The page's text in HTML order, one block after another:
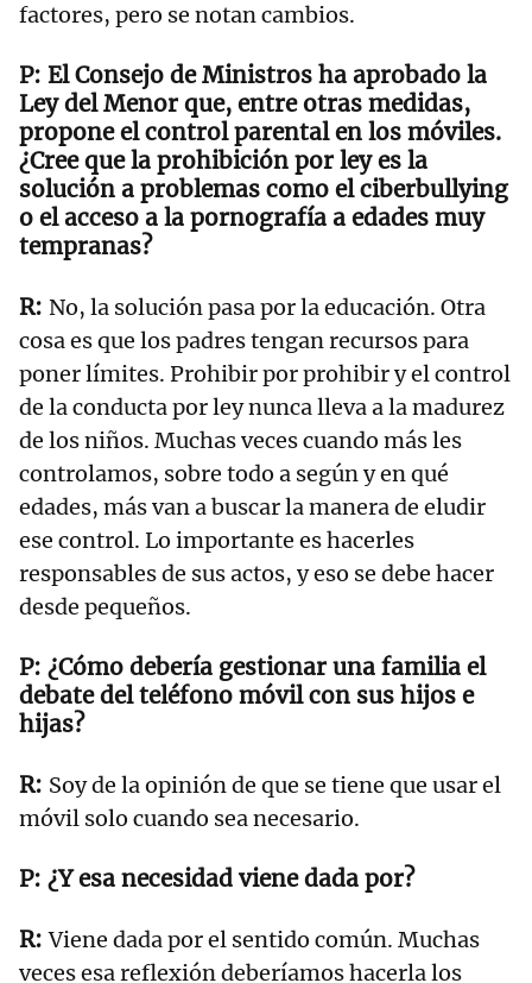
factores, pero se notan cambios.
El Consejo de Ministros ha aprobado la
Ley del Menor que, entre otras medidas,
propone el control parental en los móviles.
¿Cree que la prohibición por ley es la
solución a problemas como el ciberbullying
o el acceso a la pornografía a edades muy
tempranas?
No, la solución pasa por la educación. Otra
cosa es que los padres tengan recursos para
poner límites. Prohibir por prohibir y el control
de la conducta por ley nunca lleva a la madurez
de los niños. Muchas veces cuando más les
controlamos, sobre todo a según y en qué
edades, más van a buscar la manera de eludir
ese control. Lo importante es hacerles
responsables de sus actos, y eso se debe hacer
desde pequeños.
¿Cómo debería gestionar una familia el
debate del teléfono móvil con sus hijos e
hijas?
Soy de la opinión de que se tiene que usar el
móvil solo cuando sea necesario.
¿Y esa necesidad viene dada por?
Viene dada por el sentido común. Muchas
veces esa reflexión deberíamos hacerla los